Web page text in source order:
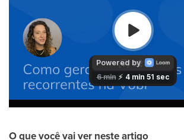
O que você vai ver neste artigo